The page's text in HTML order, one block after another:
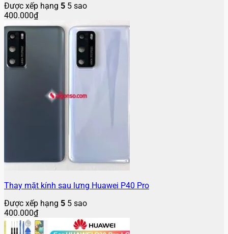
Được xếp hạng 5 5 sao
400.000₫
Thay mặt kính sau lưng Huawei P40 Pro
Được xếp hạng 5 5 sao
400.000₫